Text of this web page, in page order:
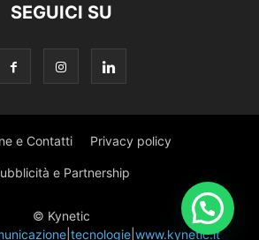
SEGUICI SU
e Contatti Privacy policy
e Partnership
© Kynetic
tecnologie www.kynetic.it